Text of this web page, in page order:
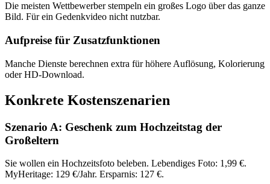
Die meisten Wettbewerber stempeln ein großes Logo über das ganze
Bild. Für ein Gedenkvideo nicht nutzbar.
Aufpreise für Zusatzfunktionen
Manche Dienste berechnen extra für höhere Auflösung, Kolorierung
oder HD-Download.
Konkrete Kostenszenarien
Szenario A: Geschenk zum Hochzeitstag der
Großeltern
Sie wollen ein Hochzeitsfoto beleben. Lebendiges Foto: 1,99 €.
MyHeritage: 129 €/Jahr. Ersparnis: 127 €.